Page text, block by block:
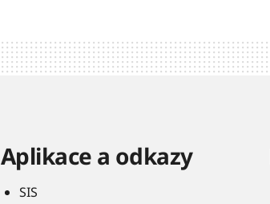
Aplikace a odkazy
SIS